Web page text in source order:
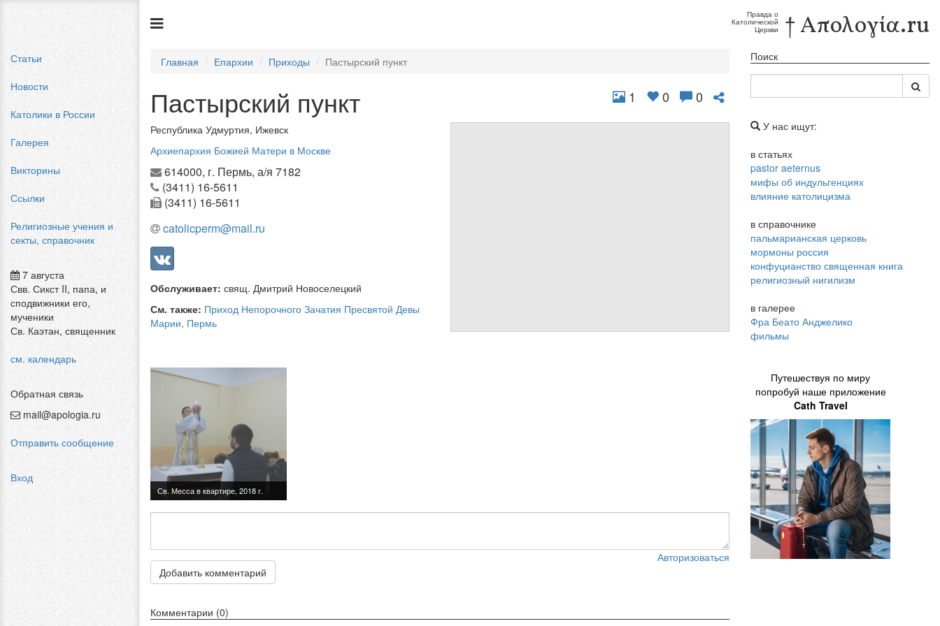
Статьи
Новости
Католики в России
Галерея
Викторины
Ссылки
Религиозные учения и
секты, справочник
7 августа
Свв. Сикст II, папа, и
сподвижники его,
мученики
Св. Каэтан, священник
см. календарь
Обратная связь
mail@apologia.ru
Отправить сообщение
Вход
Правда о
Католической
Церкви † Απολογία.ru
Главная Епархии Приходы Пастырский пункт
1 0 0
Пастырский пункт
Республика Удмуртия, Ижевск
Архиепархия Божией Матери в Москве
614000, г. Пермь, а/я 7182
(3411) 16-5611
(3411) 16-5611
catolicperm@mail.ru
Обслуживает: свящ. Дмитрий Новоселецкий
См. также: Приход Непорочного Зачатия Пресвятой Девы
Марии, Пермь
Авторизоваться
Добавить комментарий
Комментарии (0)
Поиск
У нас ищут:
в статьях
pastor aeternus
мифы об индульгенциях
влияние католицизма
в справочнике
пальмарианская церковь
мормоны россия
конфуцианство священная книга
религиозный нигилизм
в галерее
Фра Беато Анджелико
фильмы
Путешествуя по миру
попробуй наше приложение
Cath Travel